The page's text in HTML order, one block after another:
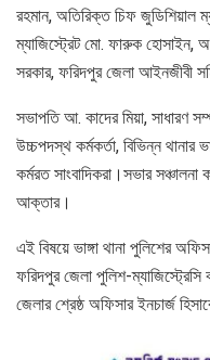
রহমান, অতিরিক্ত চিফ জুডিশিয়াল
ম্যাজিস্ট্রেট মো. ফারুক হোসাইন,
সরকার, ফরিদপুর জেলা আইনজীবী
সভাপতি আ. কাদের মিয়া, সাধারণ
উচ্চপদস্থ কর্মকর্তা, বিভিন্ন থানার
কর্মরত সাংবাদিকরা।সভার সঞ্চালনা
আক্তার।
এই বিষয়ে ভাঙ্গা থানা পুলিশের
ফরিদপুর জেলা পুলিশ-ম্যাজিস্ট্রেসি
জেলার শ্রেষ্ঠ অফিসার ইনচার্জ